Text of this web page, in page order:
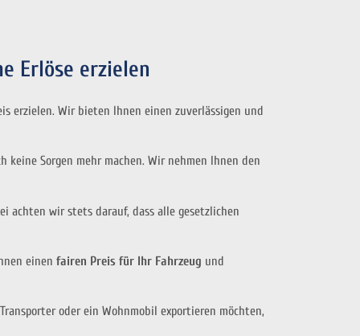
Erlöse erzielen
erzielen. Wir bieten Ihnen einen zuverlässigen und
keine Sorgen mehr machen. Wir nehmen Ihnen den
achten wir stets darauf, dass alle gesetzlichen
einen fairen Preis für Ihr Fahrzeug und
oder ein Wohnmobil exportieren möchten,